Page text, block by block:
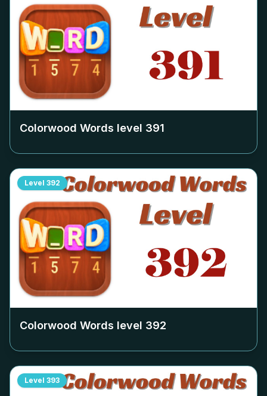
Colorwood Words level 391
Level 392
Colorwood Words level 392
Level 393